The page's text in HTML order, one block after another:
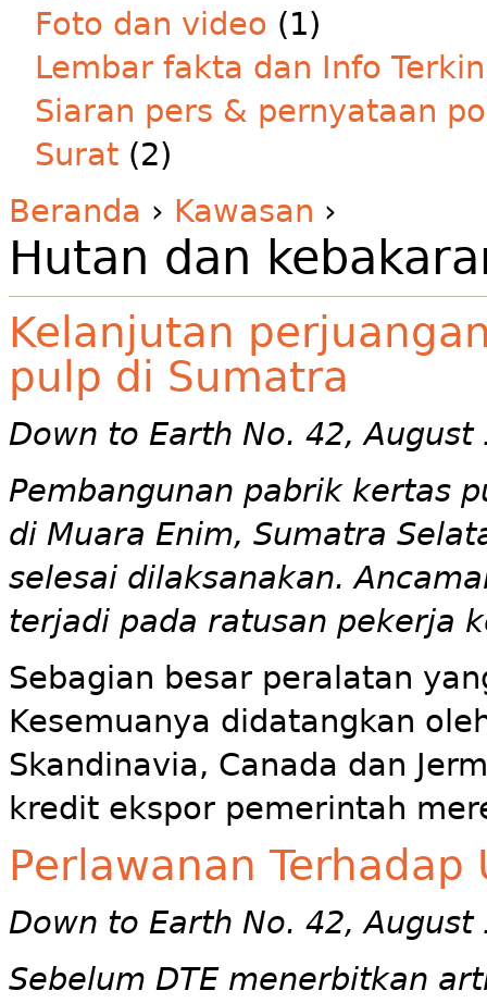
Foto dan video (1)
Lembar fakta dan Info
Siaran pers & pernyataan
Surat (2)
Beranda › Kawasan ›
Hutan dan
Kelanjutan
pulp di Sumatra
Down to Earth No. 42, August
Pembangunan pabrik kertas
di Muara Enim, Sumatra
selesai dilaksanakan.
terjadi pada ratusan pekerja
Sebagian besar peralatan
Kesemuanya didatangkan
Skandinavia, Canada dan
kredit ekspor pemerintah
Perlawanan
Down to Earth No. 42, August
Sebelum DTE menerbitkan